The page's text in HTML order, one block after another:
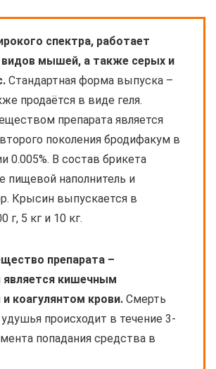
спектра, работает
видов мышей, а также серых и
Стандартная форма выпуска –
продаётся в виде геля.
препарата является
поколения бродифакум в
0.005%. В состав брикета
пищевой наполнитель и
Крысин выпускается в
г, 5 кг и 10 кг.
препарата –
является кишечным
коагулянтом крови. Смерть
происходит в течение 3-
попадания средства в